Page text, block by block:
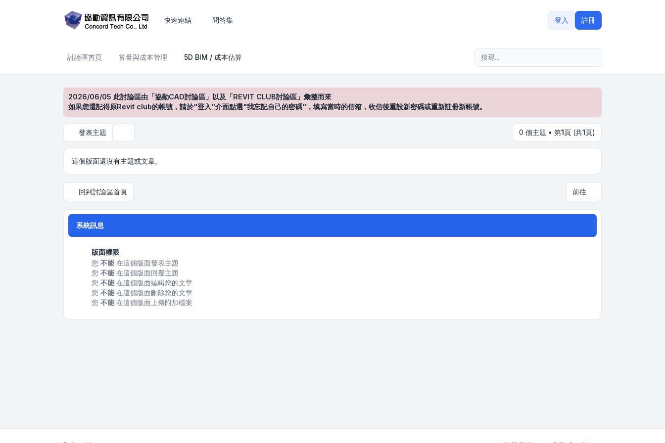
快速連結 問答集 登入 註冊
討論區首頁 算量與成本管理 5D BIM / 成本估算
2026/06/05 此討論區由「協勤CAD討論區」以及「REVIT CLUB討論區」彙整而來
如果您還記得原Revit club的帳號，請於"登入"介面點選"我忘記自己的密碼"，填寫當時的信箱，收信後重設新密碼或重新註冊新帳號。
發表主題 0 個主題 • 第1頁 (共1頁)
這個版面還沒有主題或文章。
回到討論區首頁 前往
系統訊息
版面權限
您 不能在這個版面發表主題
您 不能在這個版面回覆主題
您 不能在這個版面編輯您的文章
您 不能在這個版面刪除您的文章
您 不能在這個版面上傳附加檔案